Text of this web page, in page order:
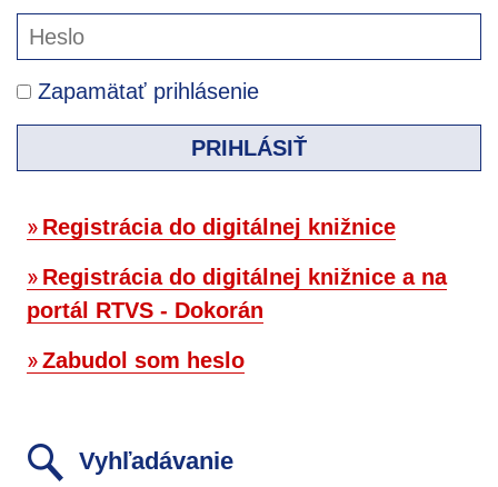
Zapamätať prihlásenie
PRIHLÁSIŤ
Registrácia do digitálnej knižnice
Registrácia do digitálnej knižnice a na
portál RTVS - Dokorán
Zabudol som heslo
Vyhľadávanie